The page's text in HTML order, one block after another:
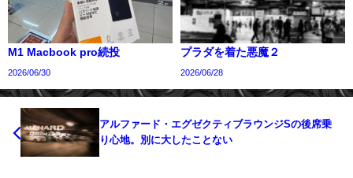
M1 Macbook pro続投
2026/06/30
プラダを着た悪魔２
2026/06/28
アルファード・エグゼクティブラウンジSの後席乗
り心地。別に大したことない